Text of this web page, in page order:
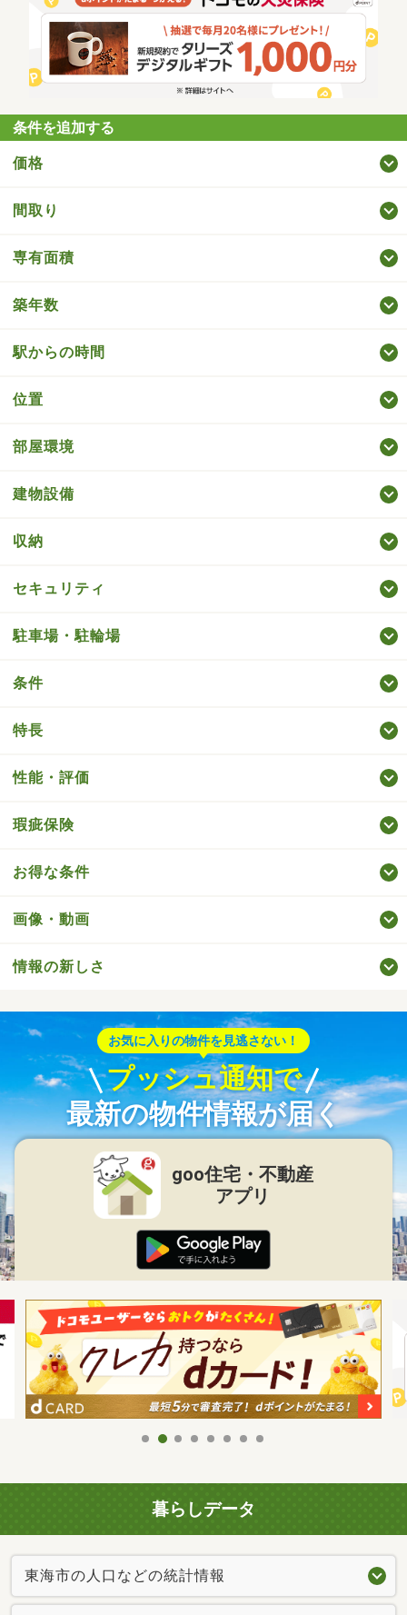
条件を追加する
価格
間取り
専有面積
築年数
駅からの時間
位置
部屋環境
建物設備
収納
セキュリティ
駐車場・駐輪場
条件
特長
性能・評価
瑕疵保険
お得な条件
画像・動画
情報の新しさ
お気に入りの物件を見逃さない！
プッシュ通知で
最新の物件情報が届く
goo住宅・不動産
アプリ
暮らしデータ
東海市の人口などの統計情報